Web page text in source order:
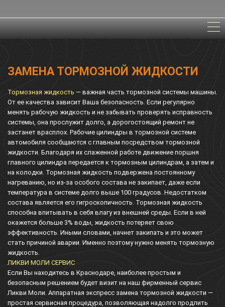
ЗАМЕНА ТОРМОЗНОЙ ЖИДКОСТИ
Тормозная жидкость — важная часть тормозной системы машины.
От ее качества зависит Ваша безопасность. Если регулярно
менять рабочую жидкость и не забывать проверять исправность
системы, она прослужит долго, а дорогостоящий ремонт не
застанет врасплох. Рабочие цилиндры в тормозной системе
автомобиля сообщаются с главным посредством тормозной
жидкости. Благодаря их слаженной работе движение поршня
главного цилиндра передается к тормозным цилиндрам, а затем и
на колодки. Тормозная жидкость подвержена постоянному
нагреванию, но из-за особого состава не закипает, даже если
температура в системе долго выше 100 градусов. Недостатком
состава является его гигроскопичность. Тормозная жидкость
способна впитывать в себя влагу из внешней среды. Если в ней
окажется больше 3% воды, жидкость потеряет свою
эффективность. Иными словами, начнет закипать и это может
стать причиной аварии. Именно поэтому нужно менять тормозную
жидкость.
ЛИКВИ МОЛИ СЕРВИС
Если Вы находитесь в Краснодаре, наиболее простым и
безопасным решением будет визит на наш фирменный сервис
Ликви Моли. Аппаратная экспресс замена тормозной жидкости —
простая сервисная процедура, позволяющая надолго продлить